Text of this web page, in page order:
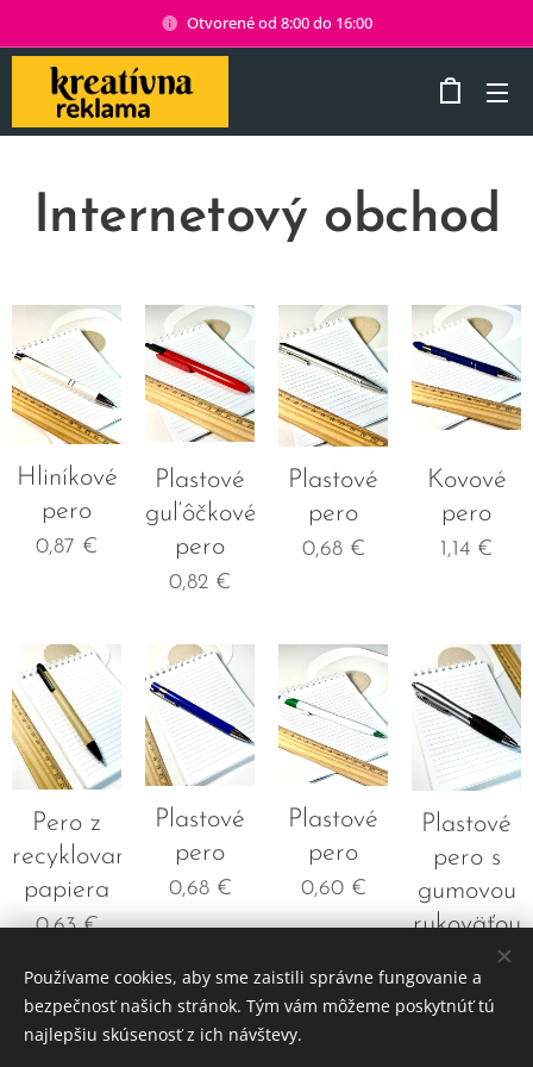
Otvorené od 8:00 do 16:00
Internetový obchod
Hliníkové
pero
0,87 €
Plastové
guľôčkové
pero
0,82 €
Plastové
pero
0,68€
Kovové
pero
1,14 €
Pero z
recyklovaného
papiera
0,63€
Plastové
pero
0,68€
Plastové
pero
0,60€
Plastové
pero s
gumovou
rukoväťou
Používame cookies, aby sme zaistili správne fungovanie a
bezpečnosť našich stránok. Tým vám môžeme poskytnúť tú
najlepšiu skúsenosť z ich návštevy.